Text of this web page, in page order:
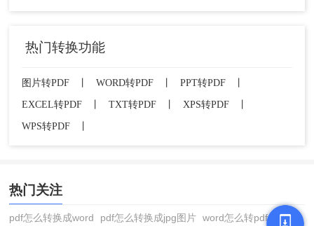
热门转换功能
图片转PDF WORD转PDF PPT转PDF
EXCEL转PDF
TXT转PDF XPS转PDF
WPS转PDF
热门关注
pdf怎么转换成word pdf怎么转换成jpg图片 word怎么转pdf